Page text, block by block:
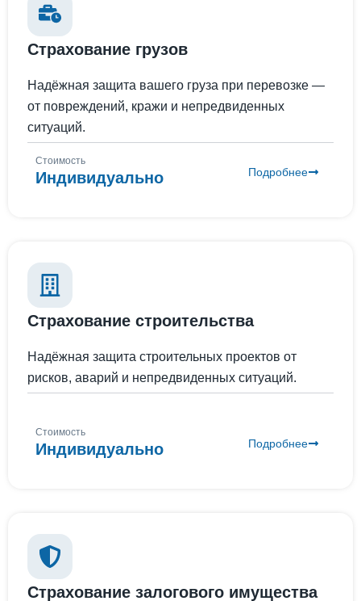
Страхование грузов
Надёжная защита вашего груза при перевозке —
от повреждений, кражи и непредвиденных
ситуаций.
Стоимость
Индивидуально Подробнее
Страхование строительства
Надёжная защита строительных проектов от
рисков, аварий и непредвиденных ситуаций.
Стоимость
Индивидуально Подробнее
Страхование залогового имущества